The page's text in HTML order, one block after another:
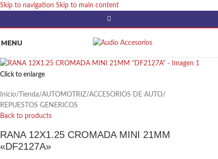
Skip to navigation Skip to main content
MENU
Click to enlarge
Inicio/ Tienda/AUTOMOTRIZ/ACCESORIOS DE AUTO/
REPUESTOS GENERICOS
Back to products
RANA 12X1.25 CROMADA MINI 21MM
«DF2127A»